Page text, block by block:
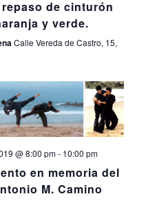
de cinturón
y verde.
Calle Vereda de Castro, 15,
@ 8:00 pm- 10:00 pm
en memoria del
M. Camino